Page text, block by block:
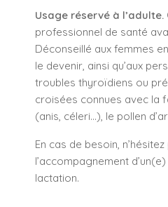
Usage réservé à l’adulte.
professionnel de santé
Déconseillé aux femmes
le devenir, ainsi qu’aux
troubles thyroïdiens ou
croisées connues avec la
(anis, céleri…), le pollen
En cas de besoin,
l’accompagnement
lactation.